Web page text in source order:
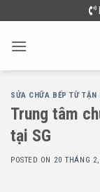
to
content
SỬA CHỮA BẾP TỪ TẬN
Trung tâm
tại SG
POSTED ON 20 THÁNG